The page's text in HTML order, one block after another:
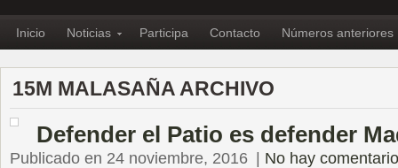
Inicio Noticias Participa Contacto Números anteriores
15M MALASAÑA ARCHIVO
Defender el Patio es defender
Publicado en 24 noviembre, 2016 No hay